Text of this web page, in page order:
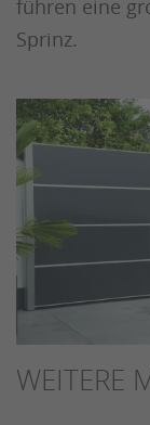
führen eine
Sprinz.
WEITERE